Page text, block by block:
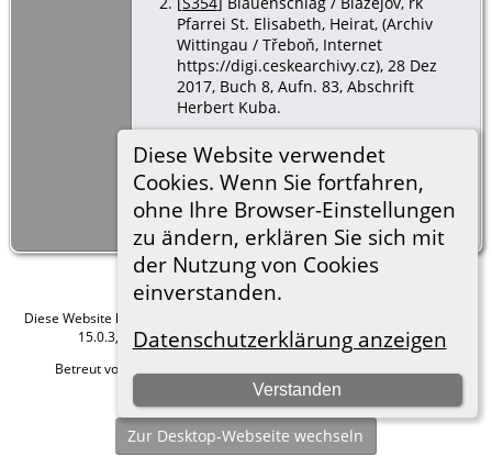
Diese Website verwendet
Cookies. Wenn Sie fortfahren,
ohne Ihre Browser-Einstellungen
zu ändern, erklären Sie sich mit
der Nutzung von Cookies
einverstanden.
Datenschutzerklärung anzeigen
Verstanden
Pfarrei St. Elisabeth, Heirat, (Archiv
Wittingau / Třeboň, Internet
https://digi.ceskearchivy.cz), 28 Dez
2017, Buch 8, Aufn. 83, Abschrift
Herbert Kuba.
[S354] Blauenschlag / Blažejov, rk
Pfarrei St. Elisabeth, Heirat, (Archiv
Wittingau / Třeboň, Internet
https://digi.ceskearchivy.cz), 28 Dez
2017, Buch 9, Aufn. 10, eig. Abschrift.
Diese Website läuft mit
15.0.3, programmiert von Darrin Lythgoe © 2001-2026.
Betreut von
Hier geht es zum Impressum
Zur Desktop-Webseite wechseln